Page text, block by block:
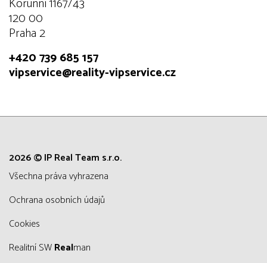
Korunní 1167/43
120 00
Praha 2
+420 739 685 157
vipservice@reality-vipservice.cz
2026 © IP Real Team s.r.o.
všechna práva vyhrazena
Ochrana osobních údajů
Cookies
Realitní SWRealman